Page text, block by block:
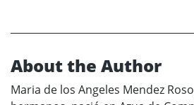
About the Author
Maria de los Angeles Mendez